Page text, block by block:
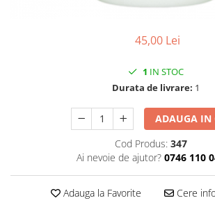
SUPLIMENTE SOMN DEPRESIE
SUPLIMENTE COLESTEROL
SUPLIMENTE RĂCEALĂ- APARAT
RESPIRATOR ANTIVIRAL
SUPLIMENTE ANTIOXIDANȚI-
SUPLIMENTE URO-GENITAL
ANTIPARAZITARE
45,00 Lei
1 IN STOC
Durata de livrare: 1
ADAUGA IN
Cod Produs: 347
Ai nevoie de ajutor? 0746 110
Adauga la Favorite Cere